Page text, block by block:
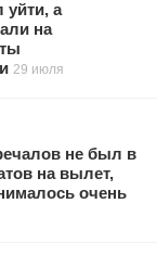
уйти, а
на
29 июля
не был в
на вылет,
очень